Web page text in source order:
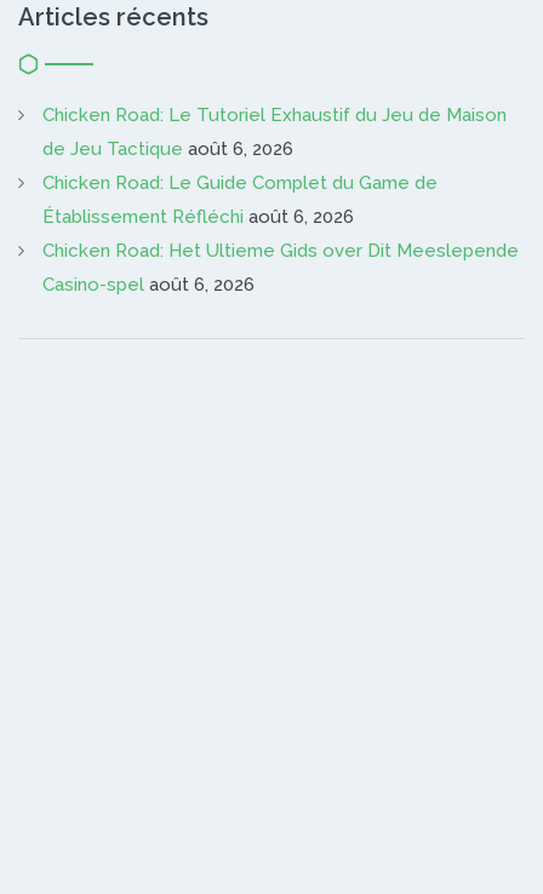
Articles récents
Chicken Road: Le Tutoriel Exhaustif du Jeu de Maison
de Jeu Tactique août 6, 2026
Chicken Road: Le Guide Complet du Game de
Établissement Réfléchi août 6, 2026
Chicken Road: Het Ultieme Gids over Dit Meeslepende
Casino-spel août 6, 2026